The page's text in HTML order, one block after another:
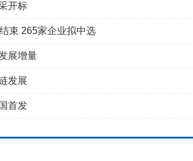
开标
束 265家企业拟中选
展增量
发展
首发